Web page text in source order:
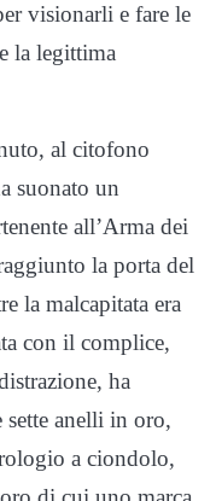
visionarli e fare le
la legittima
al citofono
suonato un
all’Arma dei
la porta del
la malcapitata era
con il complice,
ha
sette anelli in oro,
a ciondolo,